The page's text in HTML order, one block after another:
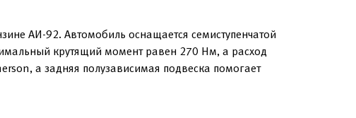
АИ-92. Автомобиль оснащается семиступенчатой
крутящий момент равен 270 Нм, а расход
а задняя полузависимая подвеска помогает